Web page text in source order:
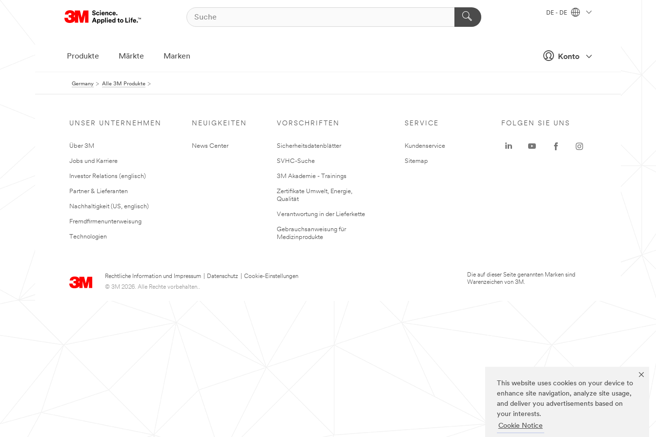
This website uses cookies on your device to
enhance site navigation, analyze site usage,
and deliver you advertisements based on
your interests.
Cookie Notice
Konto
DE - DE
Produkte Märkte Marken
Germany Alle 3M Produkte
UNSER UNTERNEHMEN
Über 3M
Jobs und Karriere
Investor Relations (englisch)
Partner & Lieferanten
Nachhaltigkeit (US, englisch)
Fremdfirmenunterweisung
Technologien
NEUIGKEITEN
News Center
VORSCHRIFTEN
Sicherheitsdatenblätter
SVHC-Suche
3M Akademie - Trainings
Zertifikate Umwelt, Energie,
Qualität
Verantwortung in der Lieferkette
Gebrauchsanweisung für
Medizinprodukte
SERVICE
Kundenservice
Sitemap
Rechtliche Information und Impressum Datenschutz
Cookie-Einstellungen
© 3M 2026. Alle Rechte vorbehalten..
FOLGEN SIE UNS
Die auf dieser Seite genannten Marken sind
Warenzeichen von 3M.